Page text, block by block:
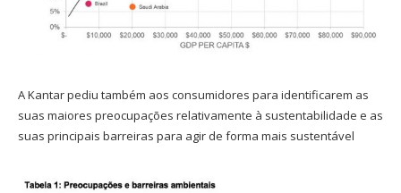
A Kantar pediu também aos consumidores para identificarem as
suas maiores preocupações relativamente à sustentabilidade e as
suas principais barreiras para agir de forma mais sustentável